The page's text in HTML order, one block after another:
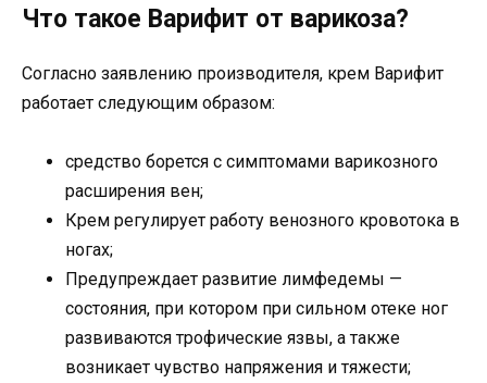
Что такое Варифит от варикоза?
Согласно заявлению производителя, крем Варифит
работает следующим образом:
средство борется с симптомами варикозного
расширения вен;
Крем регулирует работу венозного кровотока в
ногах;
Предупреждает развитие лимфедемы —
состояния, при котором при сильном отеке ног
развиваются трофические язвы, а также
возникает чувство напряжения и тяжести;